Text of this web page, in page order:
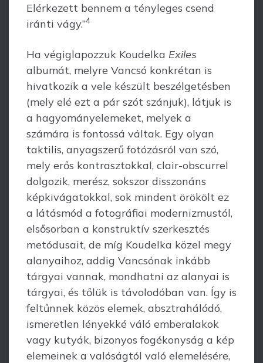
Elérkezett bennem a tényleges csend
iránti vágy.”4
Ha végiglapozzuk Koudelka Exiles
albumát, melyre Vancsó konkrétan is
hivat­kozik a vele készült beszélgetésben
(mely elé ezt a pár szót szánjuk), látjuk is
a hagyományelemeket, melyek a
számára is fontossá váltak. Egy olyan
taktilis, anyag­szerű fotózásról van szó,
mely erős kontrasztokkal, clair-obscurrel
dolgozik, merész, sokszor disszonáns
képkivágatokkal, sok mindent örökölt ez
a látásmód a fotográfiai modernizmustól,
elsősorban a konstruktív szerkesztés
metódusait, de míg Koudelka közel megy
alanyaihoz, addig Vancsónak inkább
tárgyai vannak, mondhatni az alanyai is
tárgyai, és tőlük is távolodóban van. Így is
feltűnnek közös elemek, absztrahálódó,
ismeretlen lényekké váló emberalakok
vagy kutyák, bizonyos fogékonyság a kép
elemeinek a valóságtól való elemelésére,